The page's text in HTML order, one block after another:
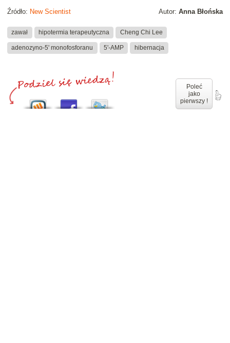
Autor: Anna Błońska
Źródło: New Scientist
zawał hipotermia terapeutyczna Cheng Chi Lee
adenozyno-5' monofosforanu 5'-AMP hibernacja
Poleć
jako
pierwszy !